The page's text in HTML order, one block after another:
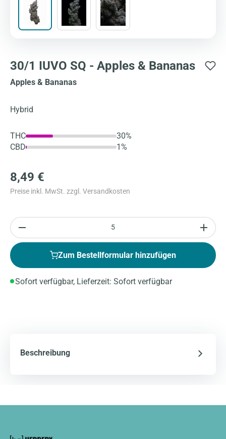
30/1 IUVO SQ - Apples & Bananas
Apples & Bananas
Hybrid
THC
30%
CBD
1%
8,49 €
Preise inkl. MwSt. zzgl. Versandkosten
Anzahl
Zum Bestellformular hinzufügen
Sofort verfügbar, Lieferzeit: Sofort verfügbar
Beschreibung